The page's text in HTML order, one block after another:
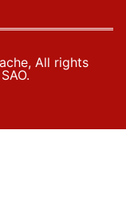
All rights